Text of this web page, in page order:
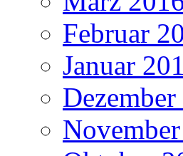
Februar
Januar